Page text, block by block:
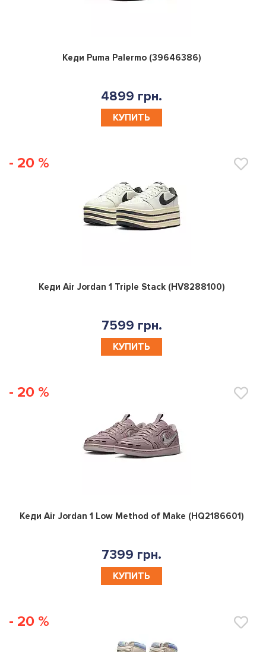
0
Кеди Puma Palermo (39646386)
4899 грн.
КУПИТЬ
- 20 %
0
Кеди Air Jordan 1 Triple Stack (HV8288100)
7599 грн.
КУПИТЬ
- 20 %
0
Кеди Air Jordan 1 Low Method of Make (HQ2186601)
7399 грн.
КУПИТЬ
- 20 %